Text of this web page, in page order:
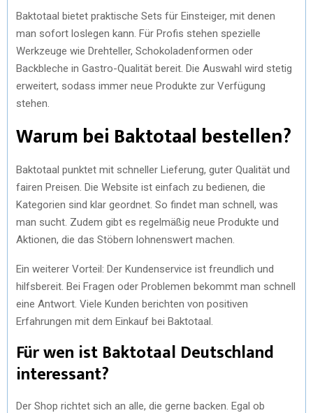
Baktotaal bietet praktische Sets für Einsteiger, mit denen
man sofort loslegen kann. Für Profis stehen spezielle
Werkzeuge wie Drehteller, Schokoladenformen oder
Backbleche in Gastro-Qualität bereit. Die Auswahl wird stetig
erweitert, sodass immer neue Produkte zur Verfügung
stehen.
Warum bei Baktotaal bestellen?
Baktotaal punktet mit schneller Lieferung, guter Qualität und
fairen Preisen. Die Website ist einfach zu bedienen, die
Kategorien sind klar geordnet. So findet man schnell, was
man sucht. Zudem gibt es regelmäßig neue Produkte und
Aktionen, die das Stöbern lohnenswert machen.
Ein weiterer Vorteil: Der Kundenservice ist freundlich und
hilfsbereit. Bei Fragen oder Problemen bekommt man schnell
eine Antwort. Viele Kunden berichten von positiven
Erfahrungen mit dem Einkauf bei Baktotaal.
Für wen ist Baktotaal Deutschland
interessant?
Der Shop richtet sich an alle, die gerne backen. Egal ob